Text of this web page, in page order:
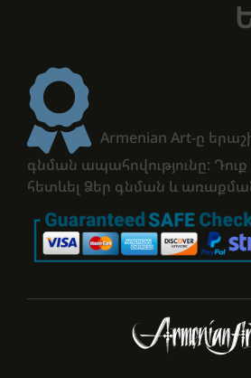
Armenian Art-ը
գնման ապահովությունը:
հետևել Ձեր գնման և